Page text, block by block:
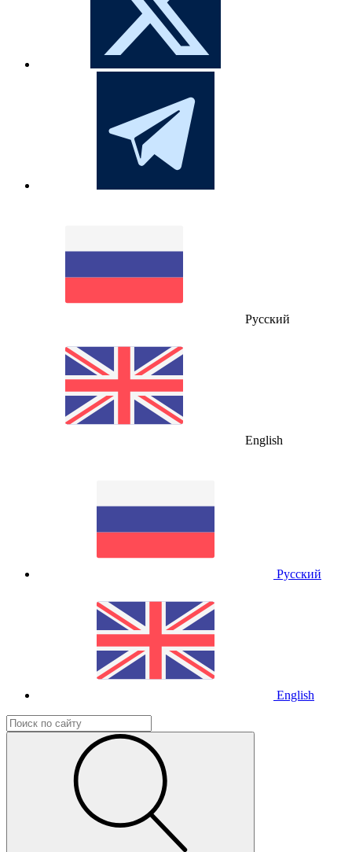
Русский
English
Русский
English